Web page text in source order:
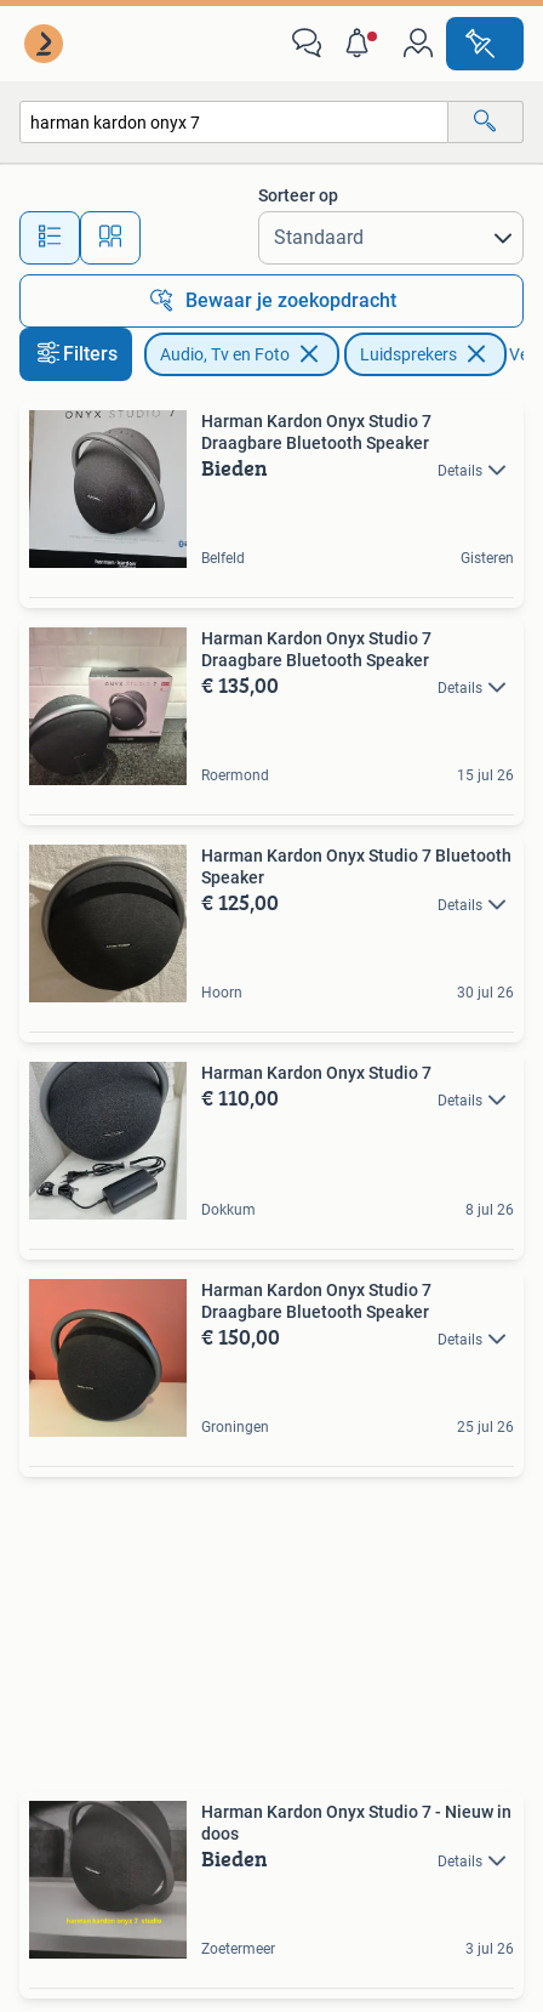
Alle afstanden…
Sorteer op
Bewaar je zoekopdracht
Filters Audio, Tv en Foto Luidsprekers
Harman Kardon Onyx Studio 7
Draagbare Bluetooth Speaker
Bieden Details
Belfeld Gisteren
Harman Kardon Onyx Studio 7
Draagbare Bluetooth Speaker
€ 135,00 Details
Roermond 15 jul 26
Harman Kardon Onyx Studio 7 Bluetooth
Speaker
€ 125,00 Details
Hoorn 30 jul 26
Harman Kardon Onyx Studio 7
€ 110,00 Details
Dokkum 8 jul 26
Harman Kardon Onyx Studio 7
Draagbare Bluetooth Speaker
€ 150,00 Details
Groningen 25 jul 26
Harman Kardon Onyx Studio 7 - Nieuw in
doos
Bieden Details
Zoetermeer 3 jul 26